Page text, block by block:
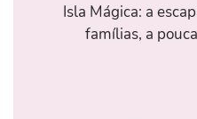
Isla Mágica: a
famílias, a